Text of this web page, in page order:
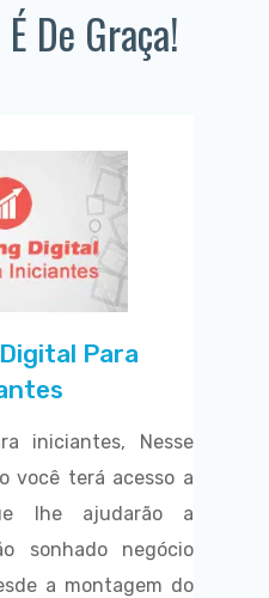
De Graça!
Para
iniciantes, Nesse
você terá acesso a
lhe ajudarão a
sonhado negócio
a montagem do